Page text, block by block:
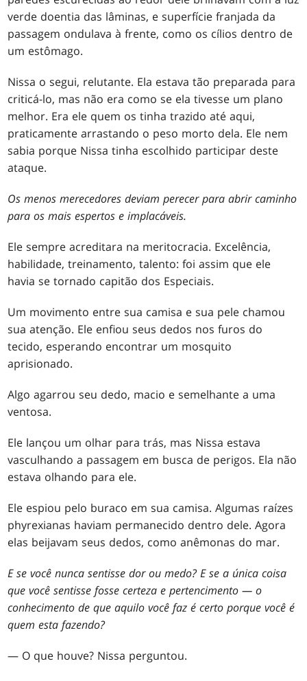
verde doentia das lâminas, e superfície franjada da
passagem ondulava à frente, como os cílios dentro de
um estômago.
Nissa o segui, relutante. Ela estava tão preparada para
criticá-lo, mas não era como se ela tivesse um plano
melhor. Era ele quem os tinha trazido até aqui,
praticamente arrastando o peso morto dela. Ele nem
sabia porque Nissa tinha escolhido participar deste
ataque.
Os menos merecedores deviam perecer para abrir caminho
para os mais espertos e implacáveis.
Ele sempre acreditara na meritocracia. Excelência,
habilidade, treinamento, talento: foi assim que ele
havia se tornado capitão dos Especiais.
Um movimento entre sua camisa e sua pele chamou
sua atenção. Ele enfiou seus dedos nos furos do
tecido, esperando encontrar um mosquito
aprisionado.
Algo agarrou seu dedo, macio e semelhante a uma
ventosa.
Ele lançou um olhar para trás, mas Nissa estava
vasculhando a passagem em busca de perigos. Ela não
estava olhando para ele.
Ele espiou pelo buraco em sua camisa. Algumas raízes
phyrexianas haviam permanecido dentro dele. Agora
elas beijavam seus dedos, como anêmonas do mar.
E se você nunca sentisse dor ou medo? E se a única coisa
que você sentisse fosse certeza e pertencimento — o
conhecimento de que aquilo você faz é certo porque você é
quem esta fazendo?
— O que houve? Nissa perguntou.